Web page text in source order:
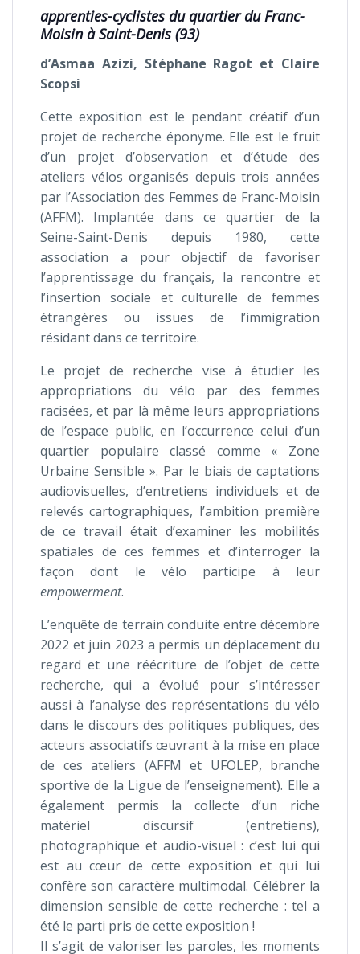
apprenties-cyclistes du quartier du Franc-
Moisin à Saint-Denis (93)
d’Asmaa Azizi, Stéphane Ragot et Claire
Scopsi
Cette exposition est le pendant créatif d’un
projet de recherche éponyme. Elle est le fruit
d’un projet d’observation et d’étude des
ateliers vélos organisés depuis trois années
par l’Association des Femmes de Franc-Moisin
(AFFM). Implantée dans ce quartier de la
Seine-Saint-Denis depuis 1980, cette
association a pour objectif de favoriser
l’apprentissage du français, la rencontre et
l’insertion sociale et culturelle de femmes
étrangères ou issues de l’immigration
résidant dans ce territoire.
Le projet de recherche vise à étudier les
appropriations du vélo par des femmes
racisées, et par là même leurs appropriations
de l’espace public, en l’occurrence celui d’un
quartier populaire classé comme « Zone
Urbaine Sensible ». Par le biais de captations
audiovisuelles, d’entretiens individuels et de
relevés cartographiques, l’ambition première
de ce travail était d’examiner les mobilités
spatiales de ces femmes et d’interroger la
façon dont le vélo participe à leur
empowerment.
L’enquête de terrain conduite entre décembre
2022 et juin 2023 a permis un déplacement du
regard et une réécriture de l’objet de cette
recherche, qui a évolué pour s’intéresser
aussi à l’analyse des représentations du vélo
dans le discours des politiques publiques, des
acteurs associatifs œuvrant à la mise en place
de ces ateliers (AFFM et UFOLEP, branche
sportive de la Ligue de l’enseignement). Elle a
également permis la collecte d’un riche
matériel discursif (entretiens),
photographique et audio-visuel : c’est lui qui
est au cœur de cette exposition et qui lui
confère son caractère multimodal. Célébrer la
dimension sensible de cette recherche : tel a
été le parti pris de cette exposition !
Il s’agit de valoriser les paroles, les moments